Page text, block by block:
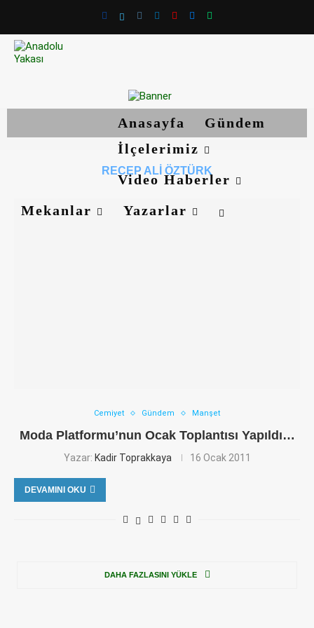
Anasayfa
Gündem
İlçelerimiz
Video Haberler
Mekanlar
Yazarlar
RECEP ALI ÖZTÜRK
Cemiyet Gündem Manşet
Moda Platformu’nun Ocak Toplantısı Yapıldı…
Yazar: Kadir Toprakkaya 16 Ocak 2011
DEVAMINI OKU
DAHA FAZLASINI YÜKLE